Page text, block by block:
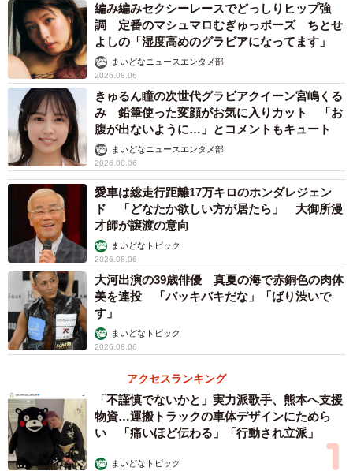
編み編みセクシーレースでどっしりヒップ強
調 定番のマシュマロむぎゅっポーズ ちとせ
よしの「湿度高めのグラビアになってます」
まいどなニュースエンタメ部
2026.08.06
きゅるん瞳の次世代グラビアクイーン宮嶋くる
み 鉛筆使った変顔がお気に入りカット 「お
腹が出ないように…」とコメントもキュート
まいどなニュースエンタメ部
2026.08.06
愛車は総走行距離17万キロのホンダレジェン
ド 「どなたか欲しい方が居たら」 大御所漫
才師が譲渡の意向
まいどなトピック
2026.08.06
大河出演の39歳俳優 真夏の海で赤銅色の肉体
美を連投 「バッキバキだな」「ばり渋いで
す」
まいどなトピック
2026.08.06
アクセスランキング
「不謹慎でないかと」実力派歌手、熊本へ支援
物資…運搬トラックの車体デザインにためら
い 「痛いほど伝わる」「行動され立派」
まいどなトピック